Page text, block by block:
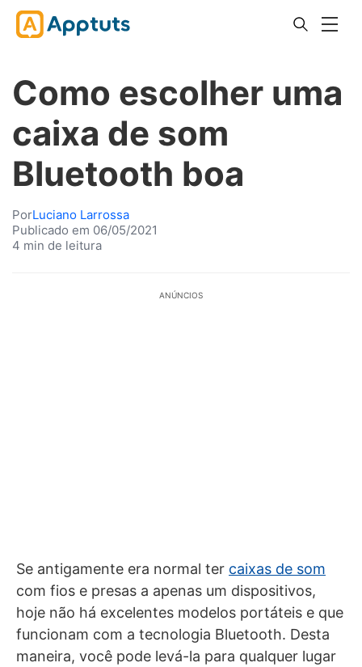
Como escolher uma
caixa de som
Bluetooth boa
PorLuciano Larrossa
Publicado em 06/05/2021
4 min de leitura
ANÚNCIOS
Se antigamente era normal ter caixas de som
com fios e presas a apenas um dispositivos,
hoje não há excelentes modelos portáteis e que
funcionam com a tecnologia Bluetooth. Desta
maneira, você pode levá-la para qualquer lugar